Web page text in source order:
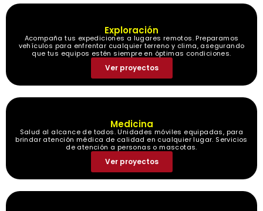
Exploración
Acompaña tus expediciones a lugares remotos. Preparamos
vehículos para enfrentar cualquier terreno y clima, asegurando
que tus equipos estén siempre en óptimas condiciones.
Ver proyectos
Medicina
Salud al alcance de todos. Unidades móviles equipadas, para
brindar atención médica de calidad en cualquier lugar. Servicios
de atención a personas o mascotas.
Ver proyectos